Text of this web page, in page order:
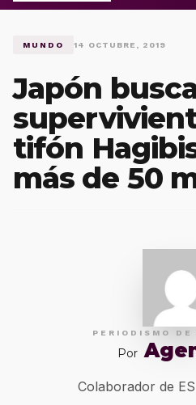
MUNDO 14 OCTUBRE, 2019
Japón
tifón
más de 50
PERIODISMO DE
Por
Colaborador de